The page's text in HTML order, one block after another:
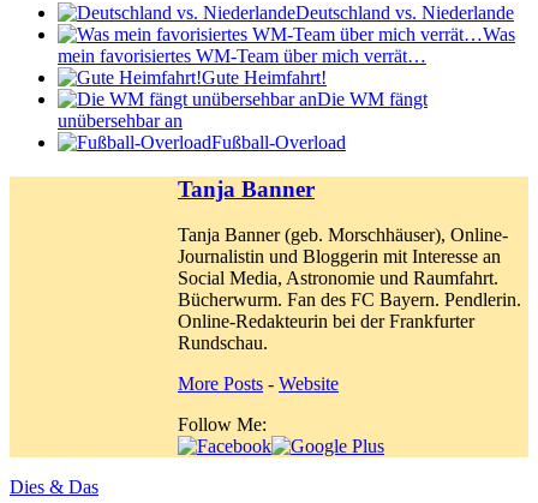
Deutschland vs. Niederlande
Was
mein favorisiertes WM-Team über mich verrät…
Gute Heimfahrt!
Die WM fängt
unübersehbar an
Fußball-Overload
Tanja Banner
Tanja Banner (geb. Morschhäuser), Online-
Journalistin und Bloggerin mit Interesse an
Social Media, Astronomie und Raumfahrt.
Bücherwurm. Fan des FC Bayern. Pendlerin.
Online-Redakteurin bei der Frankfurter
Rundschau.
More Posts - Website
Follow Me:
Dies & Das